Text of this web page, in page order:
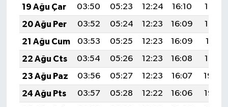
19 Ağu Çar
03:50 05:23 12:24 16:10
19:14
20 Ağu Per
03:52 05:24 12:23 16:09
19:13
21 Ağu Cum
03:53 05:25 12:23 16:09
19:11
22 Ağu Cts
03:54 05:26 12:23 16:08
19:10
23 Ağu Paz
03:56 05:27 12:23 16:07
19:08
24 Ağu Pts
03:57 05:28 12:22 16:06
19:07